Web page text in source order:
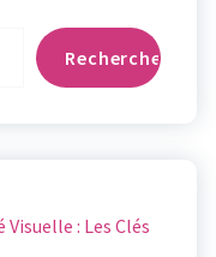
Rechercher
: Les Clés